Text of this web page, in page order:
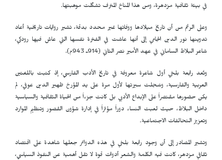
في بيئة ثقافية مزدهرة، ومن هذا المناخ المترف تشكّلت موهبتها.
وعلى الرغم من أن تاريخ ميلادها ووفاتها غير محدد بدقة، تشير روايات تاريخية أعاد
تدوينها نور الدين الجامي إلى أنها عاشت في الفترة نفسها التي عاش فيها رودكي،
شاعر البلاط الساماني في عهد الأمير نصر الثاني (914ـ 943م).
وتُعد رابعة بلخي أول شاعرة معروفة في تاريخ الأدب الفارسي، إذ كتبت باللغتين
العربية والفارسية، وسُجلت سيرتها لأول مرة على يد المؤرخ ظهير الدين عوفي، لم
يكن حضورها مقتصراً على الإبداع الأدبي بل كانت جزءاً من الحياة الثقافية والسياسية
داخل البلاط، حيث لعبت النساء دوراً مؤثراً في إدارة شؤون القصور وتنظيم الموارد
وتعزيز التحالفات الاجتماعية.
وتشير المصادر إلى أن وجود رابعة بلخي في هذه الدوائر جعلها شاهدة على اقتصاد
ثقافي مزدهر، كانت فيه الكلمة والشعر أدوات قوة لا تقل أهمية عن النفوذ السياسي،